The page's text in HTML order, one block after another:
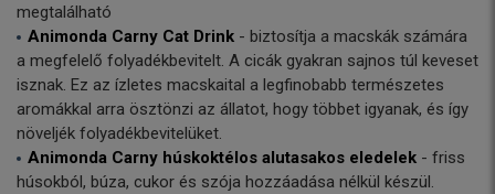
megtalálható
Animonda Carny Cat Drink - biztosítja a macskák számára
a megfelelő folyadékbevitelt. A cicák gyakran sajnos túl keveset
isznak. Ez az ízletes macskaital a legfinobabb természetes
aromákkal arra ösztönzi az állatot, hogy többet igyanak, és így
növeljék folyadékbevitelüket.
Animonda Carny húskoktélos alutasakos eledelek - friss
húsokból, búza, cukor és szója hozzáadása nélkül készül.